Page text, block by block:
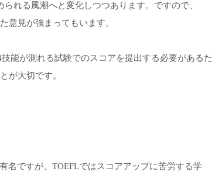
れる風潮へと変化しつつあります。ですので、
意見が強まってもいます。
能が測れる試験でのスコアを提出する必要があるた
が大切です。
名ですが、TOEFLではスコアアップに苦労する学